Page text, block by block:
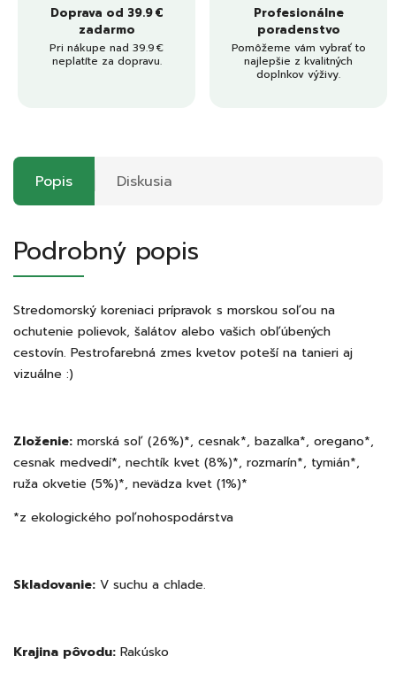
Doprava od 39.9 €
zadarmo
Pri nákupe nad 39.9 €
neplatíte za dopravu.
Profesionálne
poradenstvo
Pomôžeme vám vybrať to
najlepšie z kvalitných
doplnkov výživy.
Popis Diskusia
Podrobný popis
Stredomorský koreniaci prípravok s morskou soľou na
ochutenie polievok, šalátov alebo vašich obľúbených
cestovín. Pestrofarebná zmes kvetov poteší na tanieri aj
vizuálne :)
Zloženie: morská soľ (26%)*, cesnak*, bazalka*, oregano*,
cesnak medvedí*, nechtík kvet (8%)*, rozmarín*, tymián*,
ruža okvetie (5%)*, nevädza kvet (1%)*
*z ekologického poľnohospodárstva
Skladovanie: V suchu a chlade.
Krajina pôvodu: Rakúsko